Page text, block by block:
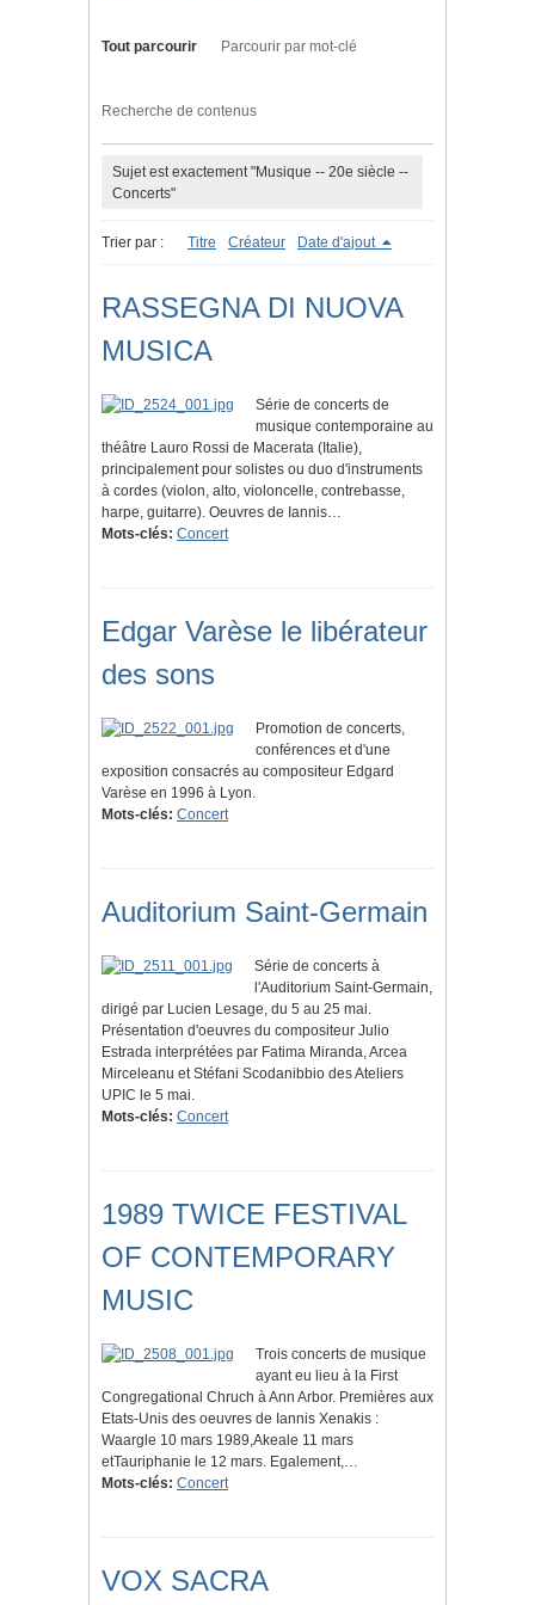
Tout parcourir Parcourir par mot-clé
Recherche de contenus
Sujet est exactement "Musique -- 20e siècle --
Concerts"
Trier par : Titre Créateur Date d'ajout
RASSEGNA DI NUOVA
MUSICA
Série de concerts de
musique contemporaine au
théâtre Lauro Rossi de Macerata (Italie),
principalement pour solistes ou duo d'instruments
à cordes (violon, alto, violoncelle, contrebasse,
harpe, guitarre). Oeuvres de Iannis…
Mots-clés: Concert
Edgar Varèse le libérateur
des sons
Promotion de concerts,
conférences et d'une
exposition consacrés au compositeur Edgard
Varèse en 1996 à Lyon.
Mots-clés: Concert
Auditorium Saint-Germain
Série de concerts à
l'Auditorium Saint-Germain,
dirigé par Lucien Lesage, du 5 au 25 mai.
Présentation d'oeuvres du compositeur Julio
Estrada interprétées par Fatima Miranda, Arcea
Mirceleanu et Stéfani Scodanibbio des Ateliers
UPIC le 5 mai.
Mots-clés: Concert
1989 TWICE FESTIVAL
OF CONTEMPORARY
MUSIC
Trois concerts de musique
ayant eu lieu à la First
Congregational Chruch à Ann Arbor. Premières aux
Etats-Unis des oeuvres de Iannis Xenakis :
Waargle 10 mars 1989,Akeale 11 mars
etTauriphanie le 12 mars. Egalement,…
Mots-clés: Concert
VOX SACRA